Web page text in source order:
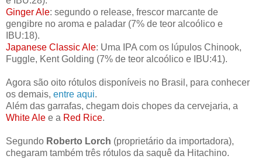
Ginger Ale: segundo o release, frescor marcante de
gengibre no aroma e paladar (7% de teor alcoólico e
IBU:18).
Japanese Classic Ale: Uma IPA com os lúpulos Chinook,
Fuggle, Kent Golding (7% de teor alcoólico e IBU:41).
Agora são oito rótulos disponíveis no Brasil, para conhecer
os demais, entre aqui.
Além das garrafas, chegam dois chopes da cervejaria, a
White Ale e a Red Rice.
Segundo Roberto Lorch (proprietário da importadora),
chegaram também três rótulos da saquê da Hitachino.